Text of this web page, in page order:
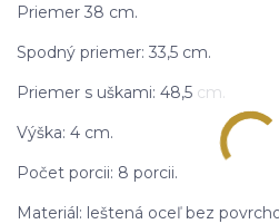
Priemer 38 cm.
Spodný priemer: 33,5 cm.
Priemer s uškami: 48,5 cm.
Výška: 4 cm.
Počet porcii: 8 porcii.
Materiál: leštená oceľ bez